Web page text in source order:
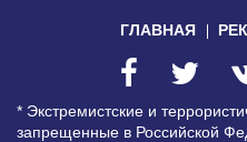
ГЛАВНАЯ
* Экстремистские и
запрещенные в Российской